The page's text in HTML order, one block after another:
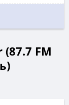
FM